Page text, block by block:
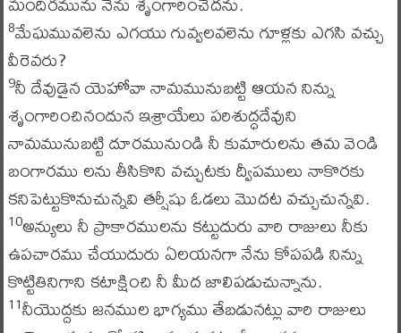
8మేఘమువలెను ఎగయు గువ్వలవలెను గూళ్లకు ఎగసి వచ్చు
వీరెవరు?
9నీ దేవుడైన యెహోవా నామమునుబట్టి ఆయన నిన్ను
శృంగారించినందున ఇశ్రాయేలు పరిశుద్ధదేవుని
నామమునుబట్టి దూరమునుండి నీ కుమారులను తమ వెండి
బంగారము లను తీసికొని వచ్చుటకు ద్వీపములు నాకొరకు
కనిపెట్టుకొనుచున్నవి తర్షీషు ఓడలు మొదట వచ్చుచున్నవి.
10అన్యులు నీ ప్రాకారములను కట్టుదురు వారి రాజులు నీకు
ఉపచారము చేయుదురు ఏలయనగా నేను కోపపడి నిన్ను
కొట్టితినిగాని కటాక్షించి నీ మీద జాలిపడుచున్నాను.
11నీయొద్దకు జనముల భాగ్యము తేబడునట్లు వారి రాజులు